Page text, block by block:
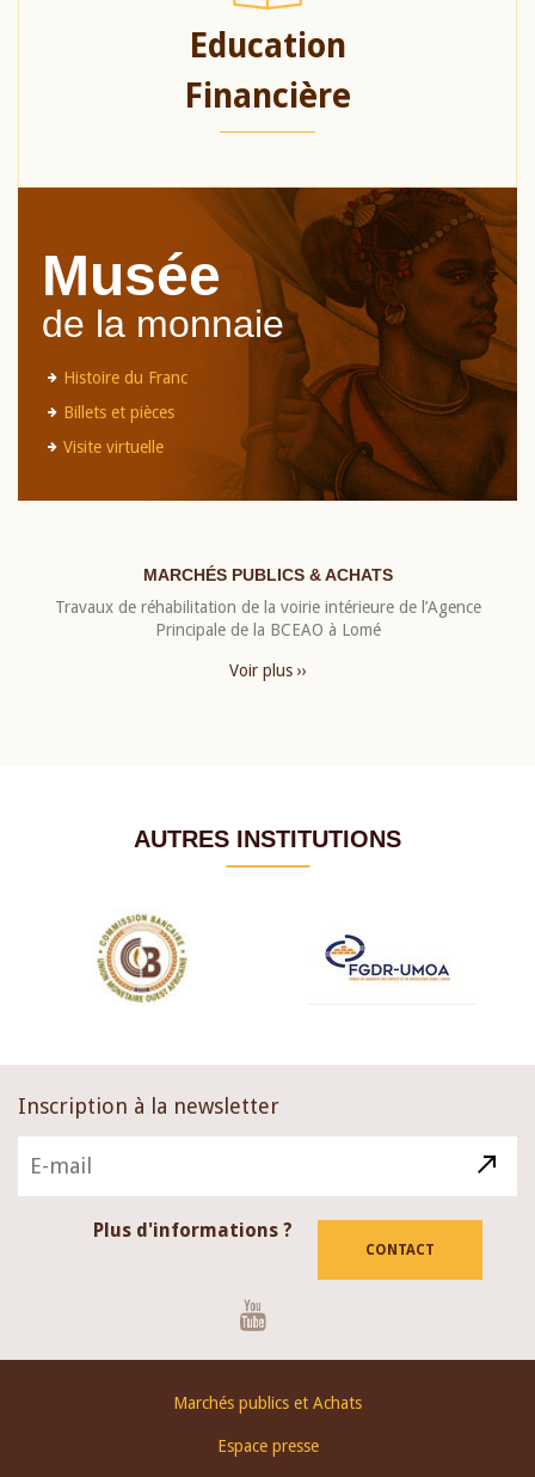
Education
Financière
Musée
de la monnaie
Histoire du Franc
Billets et pièces
Visite virtuelle
MARCHÉS PUBLICS & ACHATS
Travaux de réhabilitation de la voirie intérieure de l’Agence
Principale de la BCEAO à Lomé
Voir plus ››
AUTRES INSTITUTIONS
Inscription à la newsletter
Plus d'informations ?
CONTACT
Marchés publics et Achats
Espace presse